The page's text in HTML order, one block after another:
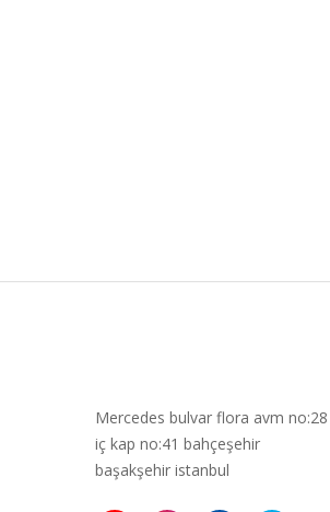
Mercedes bulvar flora avm no:28
iç kap no:41 bahçeşehir
başakşehir istanbul